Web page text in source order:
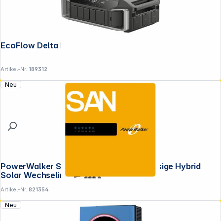
Artikel-Nr.:189312
Neu
PowerWalker Solar Inverter 10k S 3-phasige Hybrid
Solar Wechselir
Artikel-Nr.:821354
Neu